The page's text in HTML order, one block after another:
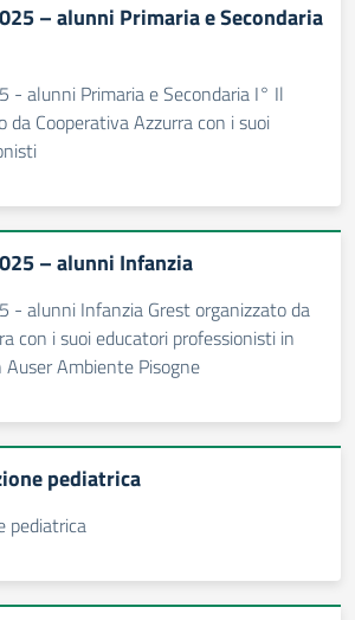
– alunni Primaria e Secondaria
- alunni Primaria e Secondaria I° Il
da Cooperativa Azzurra con i suoi
– alunni Infanzia
- alunni Infanzia Grest organizzato da
con i suoi educatori professionisti in
Ambiente Pisogne
pediatrica
pediatrica